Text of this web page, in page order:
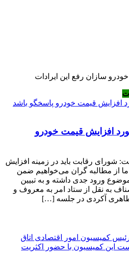
سازان رفع این ایرادات
افزایش قیمت خودرو
شورای رقابت باید در زمینه افزایش
از مطالبه گران می‌خواهیم ضمن
ورود جدی داشته و به تبیین
به نقل از ستاد امر به معروف و
طاهری آکردی در جلسه […]